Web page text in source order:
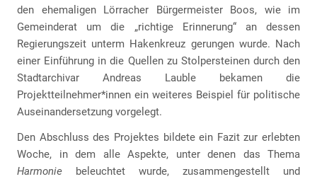
den ehemaligen Lörracher Bürgermeister Boos, wie im
Gemeinderat um die „richtige Erinnerung“ an dessen
Regierungszeit unterm Hakenkreuz gerungen wurde. Nach
einer Einführung in die Quellen zu Stolpersteinen durch den
Stadtarchivar Andreas Lauble bekamen die
Projektteilnehmer*innen ein weiteres Beispiel für politische
Auseinandersetzung vorgelegt.
Den Abschluss des Projektes bildete ein Fazit zur erlebten
Woche, in dem alle Aspekte, unter denen das Thema
Harmonie beleuchtet wurde, zusammengestellt und